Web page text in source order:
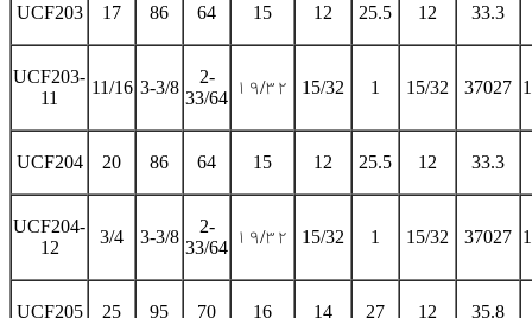
UCF203 17 86 64 15 12 25.5 12 33.3
UCF203-
11
11/16 3-3/8
2-
33/64
۱۹/۳۲ 15/32 1 15/32 37027
UCF204 20 86 64 15 12 25.5 12 33.3
UCF204-
12
3/4 3-3/8
2-
33/64
۱۹/۳۲ 15/32 1 15/32 37027
UCF205 25 95 70 16 14 27 12 35.8